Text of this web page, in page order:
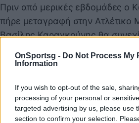
OnSportsg - Do Not Process My
Information
If you wish to opt-out of the sale,
processing of your personal or
targeted advertising by us, please use
section to confirm your selection.
Πριν από μερικές εβδομάδες ο
πήρε μεταγραφή στην Ατλέτικο
Βασίλης Καραγκούνης θα
ενώ ο Νίκος Ιωαννίδης
της Τσβόλε.
Παιχνίδι από
νέο Mobile App